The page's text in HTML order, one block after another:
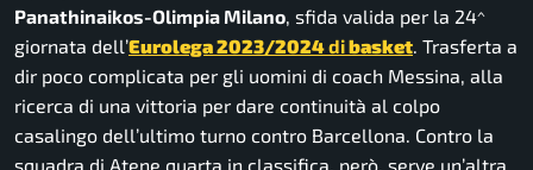
Panathinaikos-Olimpia Milano, sfida valida per la 24^
giornata dell’Eurolega 2023/2024dibasket. Trasferta a
dir poco complicata per gli uomini di coach Messina, alla
ricerca di una vittoria per dare continuità al colpo
casalingo dell’ultimo turno contro Barcellona. Contro la
squadra di Atene quarta in classifica, però, serve un’altra